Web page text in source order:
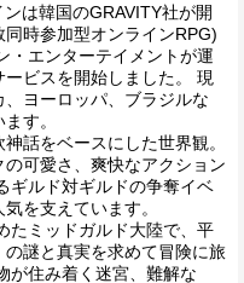
は韓国のGRAVITY社が開
時参加型オンラインRPG)
・エンターテイメントが運
ビスを開始しました。 現
ヨーロッパ、ブラジルな
す。
話をベースにした世界観。
可愛さ、爽快なアクション
ギルド対ギルドの争奪イベ
を支えています。
たミッドガルド大陸で、平
謎と真実を求めて冒険に旅
が住み着く迷宮、難解な